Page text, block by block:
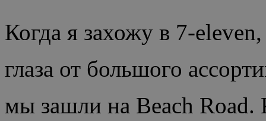
Когда я захожу в 7-
глаза от большого
мы зашли на Beach Road.